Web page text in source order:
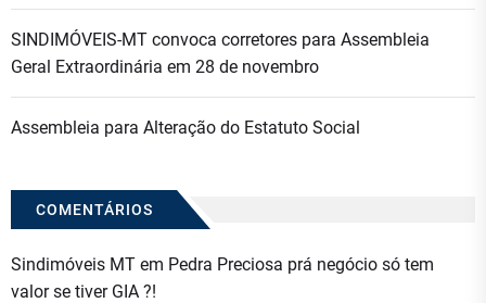
SINDIMÓVEIS-MT convoca corretores para Assembleia
Geral Extraordinária em 28 de novembro
Assembleia para Alteração do Estatuto Social
COMENTÁRIOS
Sindimóveis MT em Pedra Preciosa prá negócio só tem
valor se tiver GIA ?!